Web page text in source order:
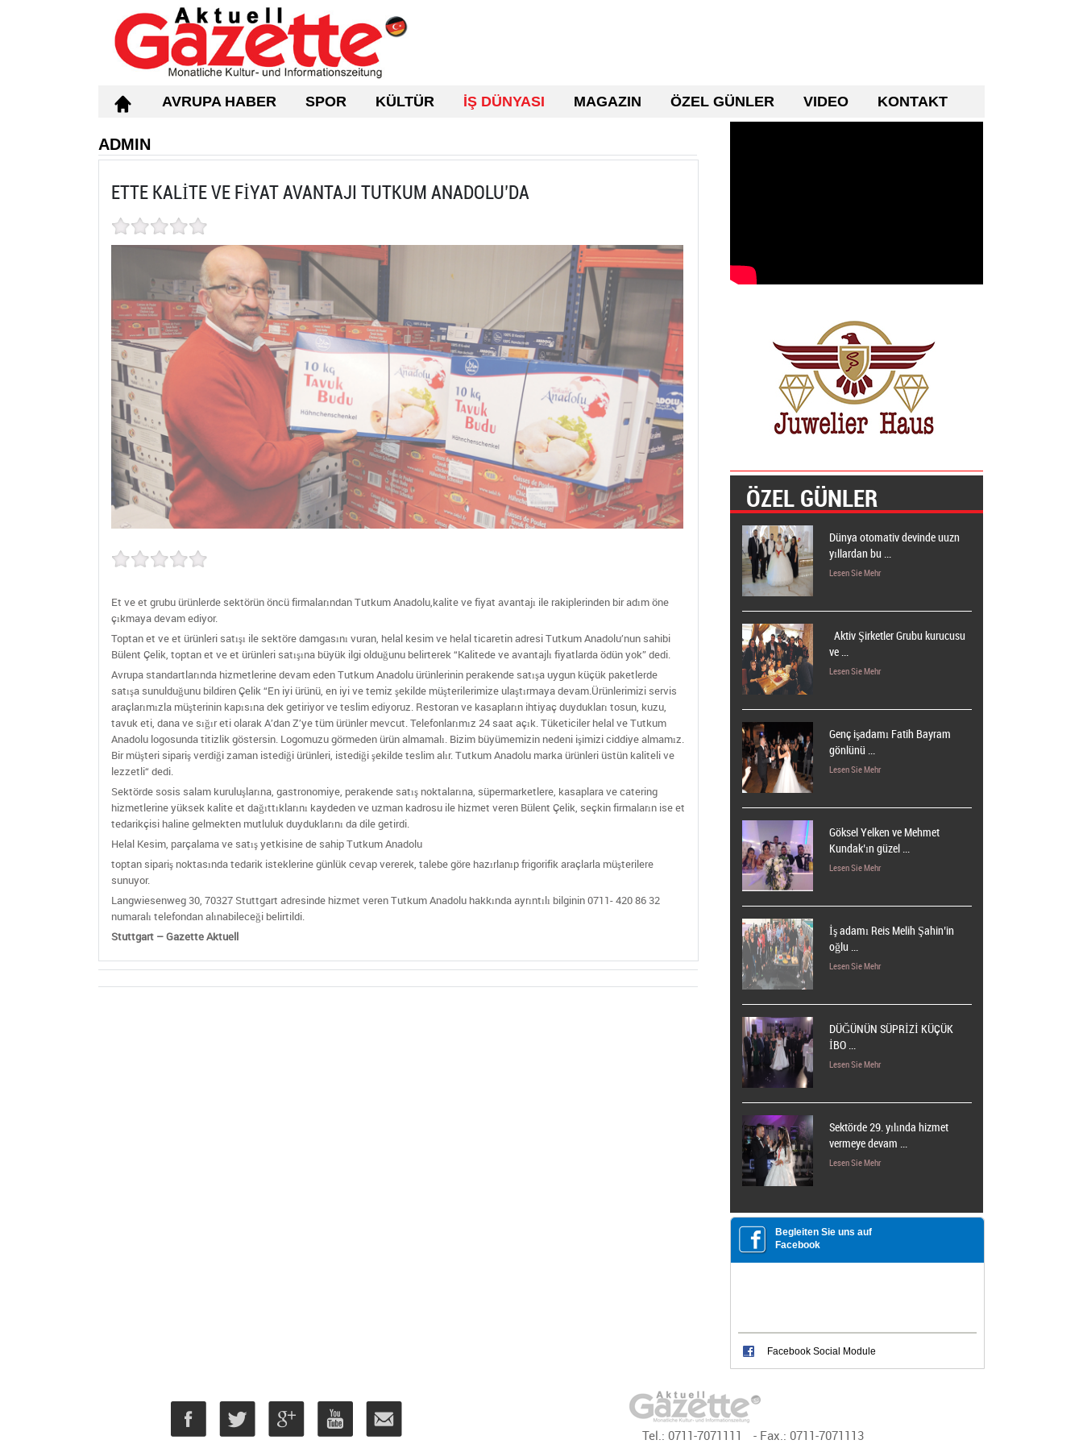
AVRUPA HABER SPOR KÜLTÜR İŞ DÜNYASI MAGAZIN ÖZEL GÜNLER VIDEO KONTAKT
ADMIN
ETTE KALİTE VE FİYAT AVANTAJI TUTKUM ANADOLU’DA
Et ve et grubu ürünlerde sektörün öncü firmalarından Tutkum Anadolu,kalite ve fiyat avantajı ile rakiplerinden bir adım öne
çıkmaya devam ediyor.
Toptan et ve et ürünleri satışı ile sektöre damgasını vuran, helal kesim ve helal ticaretin adresi Tutkum Anadolu’nun sahibi
Bülent Çelik, toptan et ve et ürünleri satışına büyük ilgi olduğunu belirterek “Kalitede ve avantajlı fiyatlarda ödün yok” dedi.
Avrupa standartlarında hizmetlerine devam eden Tutkum Anadolu ürünlerinin perakende satışa uygun küçük paketlerde
satışa sunulduğunu bildiren Çelik “En iyi ürünü, en iyi ve temiz şekilde müşterilerimize ulaştırmaya devam.Ürünlerimizi servis
araçlarımızla müşterinin kapısına dek getiriyor ve teslim ediyoruz. Restoran ve kasapların ihtiyaç duydukları tosun, kuzu,
tavuk eti, dana ve sığır eti olarak A’dan Z’ye tüm ürünler mevcut. Telefonlarımız 24 saat açık. Tüketiciler helal ve Tutkum
Anadolu logosunda titizlik göstersin. Logomuzu görmeden ürün almamalı. Bizim büyümemizin nedeni işimizi ciddiye almamız.
Bir müşteri sipariş verdiği zaman istediği ürünleri, istediği şekilde teslim alır. Tutkum Anadolu marka ürünleri üstün kaliteli ve
lezzetli“ dedi.
Sektörde sosis salam kuruluşlarına, gastronomiye, perakende satış noktalarına, süpermarketlere, kasaplara ve catering
hizmetlerine yüksek kalite et dağıttıklarını kaydeden ve uzman kadrosu ile hizmet veren Bülent Çelik, seçkin firmaların ise et
tedarikçisi haline gelmekten mutluluk duyduklarını da dile getirdi.
Helal Kesim, parçalama ve satış yetkisine de sahip Tutkum Anadolu
toptan sipariş noktasında tedarik isteklerine günlük cevap vererek, talebe göre hazırlanıp frigorifik araçlarla müşterilere
sunuyor.
Langwiesenweg 30, 70327 Stuttgart adresinde hizmet veren Tutkum Anadolu hakkında ayrıntılı bilginin 0711- 420 86 32
numaralı telefondan alınabileceği belirtildi.
Stuttgart – Gazette Aktuell
ÖZEL GÜNLER
Dünya otomativ devinde uuzn
yıllardan bu ...
Lesen Sie Mehr
Aktiv Şirketler Grubu kurucusu
ve ...
Lesen Sie Mehr
Genç işadamı Fatih Bayram
gönlünü ...
Lesen Sie Mehr
Göksel Yelken ve Mehmet
Kundak’ın güzel ...
Lesen Sie Mehr
İş adamı Reis Melih Şahin’in
oğlu ...
Lesen Sie Mehr
DÜĞÜNÜN SÜPRİZİ KÜÇÜK
İBO ...
Lesen Sie Mehr
Sektörde 29. yılında hizmet
vermeye devam ...
Lesen Sie Mehr
Begleiten Sie uns auf
Facebook
Facebook Social Module
Tel.: 0711-7071111 - Fax.: 0711-7071113